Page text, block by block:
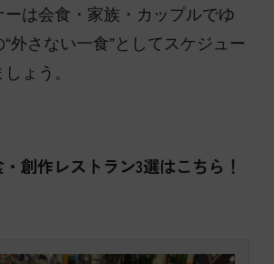
ーは会食・家族・カップルでゆ
外さない一食”としてスケジュー
ょう。
創作レストラン3選はこちら！